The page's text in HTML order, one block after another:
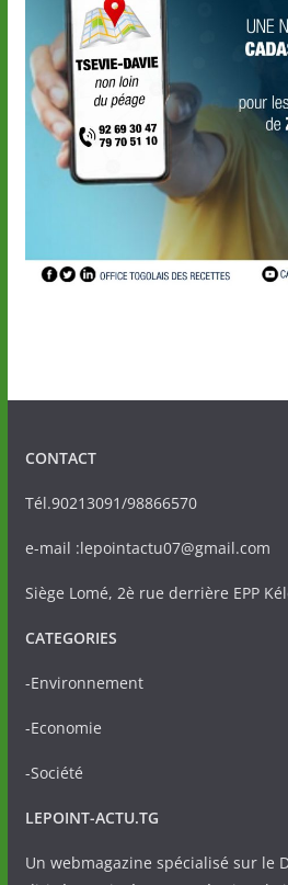
CONTACT
Tél.90213091/98866570
e-mail :lepointactu07@gmail.com
Siège Lomé, 2è rue derrière EPP
CATEGORIES
-Environnement
-Economie
-Société
LEPOINT-ACTU.TG
Un webmagazine spécialisé sur le